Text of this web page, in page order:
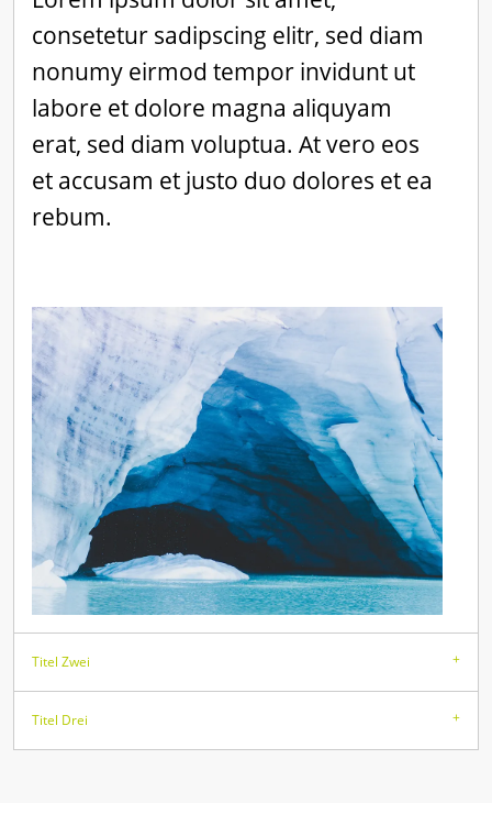
consetetur sadipscing elitr, sed diam
nonumy eirmod tempor invidunt ut
labore et dolore magna aliquyam
erat, sed diam voluptua. At vero eos
et accusam et justo duo dolores et ea
rebum.
Titel Zwei
Titel Drei